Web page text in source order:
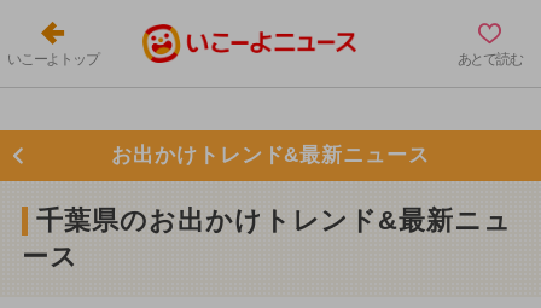
いこーよトップ あとで読む
お出かけトレンド&最新ニュース
千葉県のお出かけトレンド&最新ニュ
ース